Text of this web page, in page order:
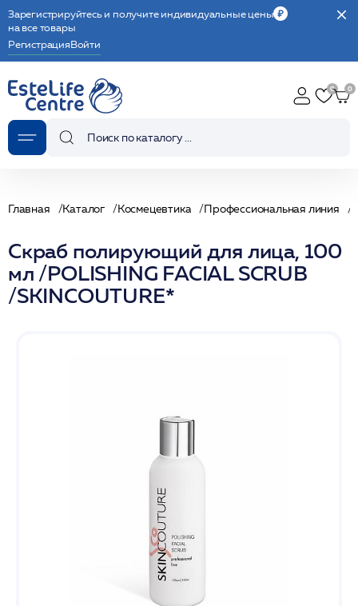
Зарегистрируйтесь и получите индивидуальные цены
на все товары
РегистрацияВойти
Главная Каталог Космецевтика Профессиональная линия
Скраб полирующий для лица, 100
мл /POLISHING FACIAL SCRUB
/SKINCOUTURE*